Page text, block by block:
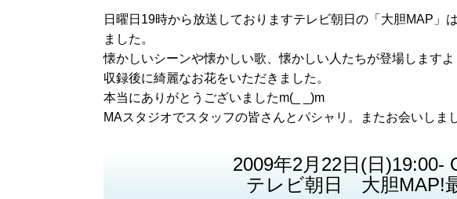
日曜日19時から放送しておりますテレビ朝日の「大胆MAP」
ました。
懐かしいシーンや懐かしい歌、懐かしい人たちが登場しますよ
収録後に綺麗なお花をいただきました。
本当にありがとうございましたm(_ _)m
MAスタジオでスタッフの皆さんとパシャリ。またお会いしま
2009年2月22日(日)19:00-
テレビ朝日 大胆MAP!